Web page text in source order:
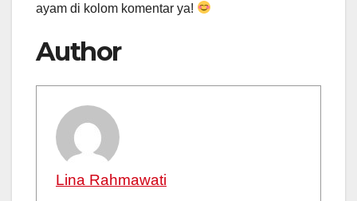
ayam di kolom komentar ya!
Author
Lina Rahmawati